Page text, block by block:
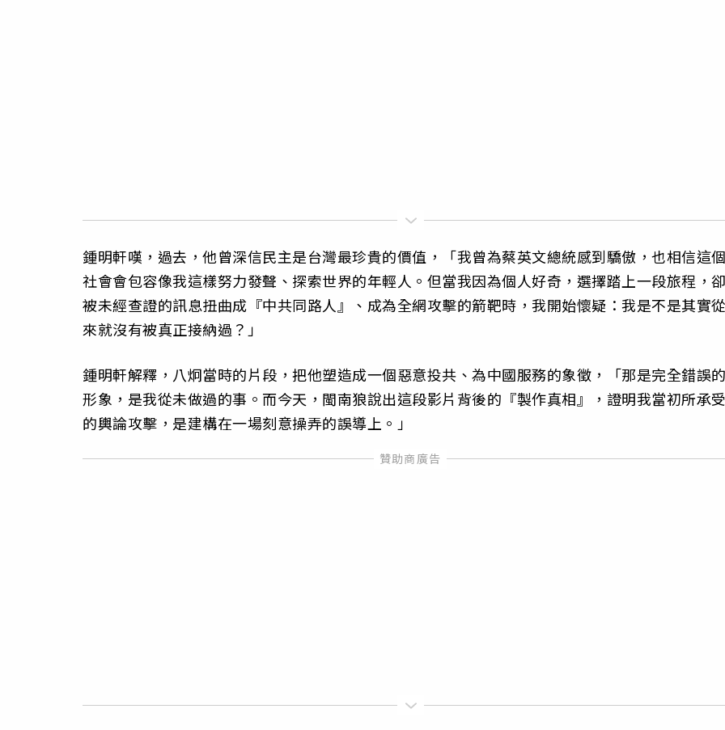
鍾明軒嘆，過去，他曾深信民主是台灣最珍貴的價值，「我曾為蔡英文總統感到驕傲，也相信這
社會會包容像我這樣努力發聲、探索世界的年輕人。但當我因為個人好奇，選擇踏上一段旅程，
被未經查證的訊息扭曲成『中共同路人』、成為全網攻擊的箭靶時，我開始懷疑：我是不是其實
來就沒有被真正接納過？」
鍾明軒解釋，八炯當時的片段，把他塑造成一個惡意投共、為中國服務的象徵，「那是完全錯誤
形象，是我從未做過的事。而今天，閩南狼說出這段影片背後的『製作真相』，證明我當初所承
的輿論攻擊，是建構在一場刻意操弄的誤導上。」